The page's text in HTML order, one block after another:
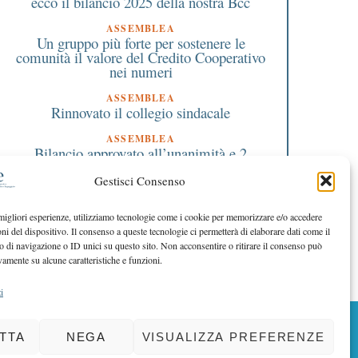
Gestisci Consenso
esperienze, utilizziamo tecnologie come i cookie per memorizzare e/o accedere
del dispositivo. Il consenso a queste tecnologie ci permetterà di elaborare dati come il
di navigazione o ID unici su questo sito. Non acconsentire o ritirare il consenso può
su alcune caratteristiche e funzioni.
NEGA VISUALIZZA PREFERENZE
ASSEMBLEA
Un gruppo più forte per sostenere le
comunità il valore del Credito Cooperativo
nei numeri
ASSEMBLEA
Rinnovato il collegio sindacale
ASSEMBLEA
Bilancio approvato all’unanimità e 2
EDITORIALE PRESIDENTE
Costruire futuro insieme
BACK TO TOP